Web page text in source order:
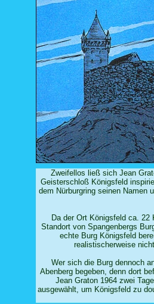
Zweifellos ließ sich Jean
Geisterschloß Königsfeld
dem Nürburgring seinen Namen
Da der Ort Königsfeld ca. 22
Standort von Spangenbergs
echte Burg Königsfeld
realistischerweise
Wer sich die Burg dennoch
Abenberg begeben, denn dort
Jean Graton 1964 zwei
ausgewählt, um Königsfeld zu